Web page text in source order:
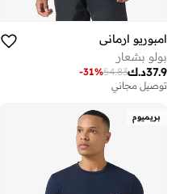
امبوريو ارماني
بولو بشعار
د.ك37.9
54.83
-31%
توصيل مجاني
بريميوم